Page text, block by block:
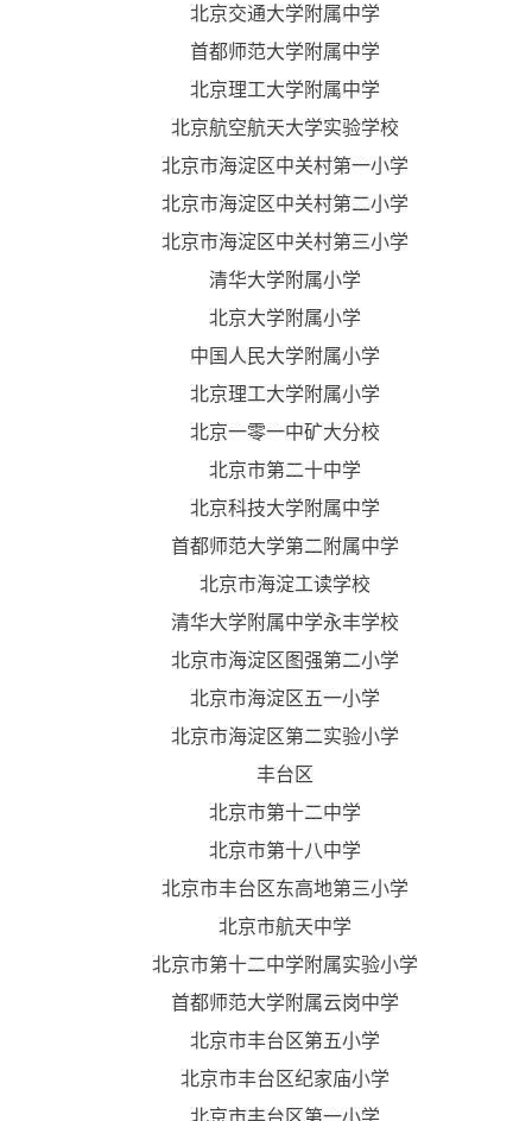
北京交通大学附属中学
首都师范大学附属中学
北京理工大学附属中学
北京航空航天大学实验学校
北京市海淀区中关村第一小学
北京市海淀区中关村第二小学
北京市海淀区中关村第三小学
清华大学附属小学
北京大学附属小学
中国人民大学附属小学
北京理工大学附属小学
北京一零一中矿大分校
北京市第二十中学
北京科技大学附属中学
首都师范大学第二附属中学
北京市海淀工读学校
清华大学附属中学永丰学校
北京市海淀区图强第二小学
北京市海淀区五一小学
北京市海淀区第二实验小学
丰台区
北京市第十二中学
北京市第十八中学
北京市丰台区东高地第三小学
北京市航天中学
北京市第十二中学附属实验小学
首都师范大学附属云岗中学
北京市丰台区第五小学
北京市丰台区纪家庙小学